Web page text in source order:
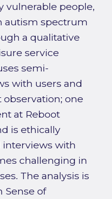
vulnerable people,
autism spectrum
a qualitative
service
semi-
with users and
one
at Reboot
is ethically
interviews with
challenging in
The analysis is
of